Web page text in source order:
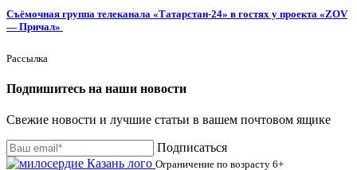
Съёмочная группа телеканала «Татарстан-24» в гостях у проекта «ZOV
— Причал»
Рассылка
Подпишитесь на наши новости
Свежие новости и лучшие статьи в вашем почтовом ящике
Подписаться
Ограничение по возрасту 6+